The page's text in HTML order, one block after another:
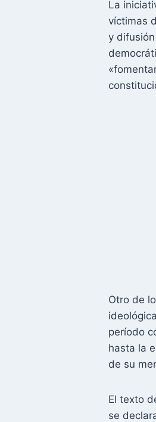
La
víctimas
y
Otro de
período
hasta la
de su
El texto
se